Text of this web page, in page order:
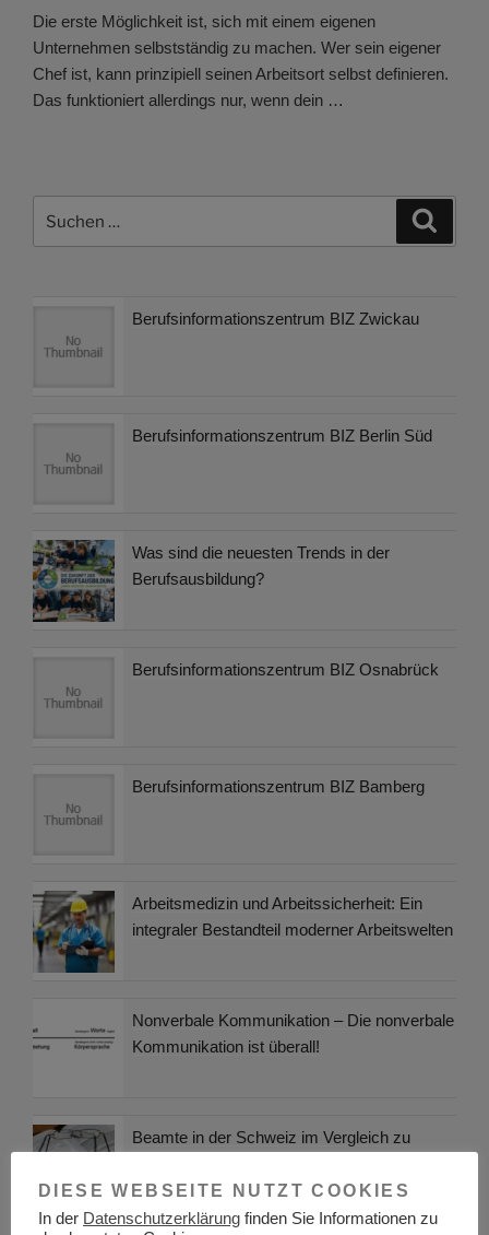
Die erste Möglichkeit ist, sich mit einem eigenen
Unternehmen selbstständig zu machen. Wer sein eigener
Chef ist, kann prinzipiell seinen Arbeitsort selbst definieren.
Das funktioniert allerdings nur, wenn dein …
nach:
Berufsinformationszentrum BIZ Zwickau
Berufsinformationszentrum BIZ Berlin Süd
Was sind die neuesten Trends in der
Berufsausbildung?
Berufsinformationszentrum BIZ Osnabrück
Berufsinformationszentrum BIZ Bamberg
Arbeitsmedizin und Arbeitssicherheit: Ein
integraler Bestandteil moderner Arbeitswelten
Nonverbale Kommunikation – Die nonverbale
Kommunikation ist überall!
Beamte in der Schweiz im Vergleich zu
DIESE WEBSEITE NUTZT COOKIES
In der Datenschutzerklärung finden Sie Informationen zu